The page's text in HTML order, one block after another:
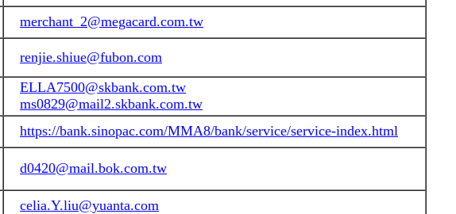
merchant_2@megacard.com.tw
renjie.shiue@fubon.com
ELLA7500@skbank.com.tw
ms0829@mail2.skbank.com.tw
https://bank.sinopac.com/MMA8/bank/service/service-index.html
d0420@mail.bok.com.tw
celia.Y.liu@yuanta.com